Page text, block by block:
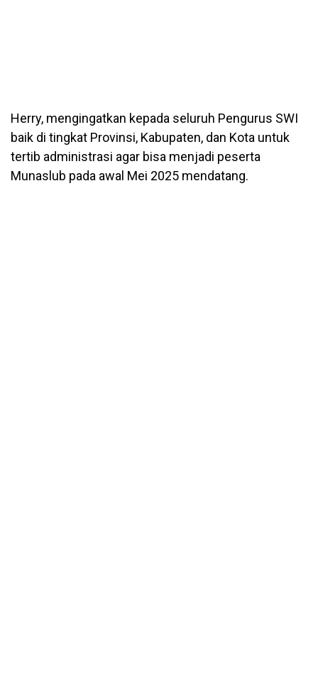
Herry, mengingatkan kepada seluruh Pengurus SWI
baik di tingkat Provinsi, Kabupaten, dan Kota untuk
tertib administrasi agar bisa menjadi peserta
Munaslub pada awal Mei 2025 mendatang.